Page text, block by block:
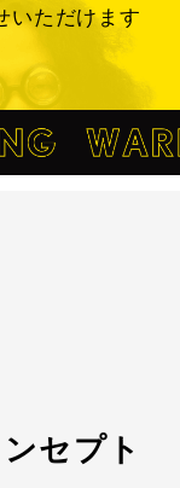
いただけます
セプト